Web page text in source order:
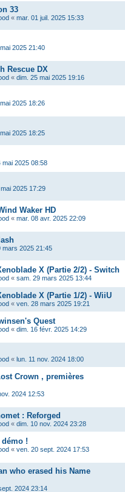
33
« mar. 01 juil. 2025 15:33
2025 21:40
Rescue DX
« dim. 25 mai 2025 19:16
2025 18:26
2025 18:25
mai 2025 08:58
2025 17:29
Waker HD
« mar. 08 avr. 2025 22:09
mars 2025 21:45
X (Partie 2/2) - Switch
« sam. 29 mars 2025 13:44
X (Partie 1/2) - WiiU
« ven. 28 mars 2025 19:21
Quest
« dim. 16 févr. 2025 14:29
« lun. 11 nov. 2024 18:00
Crown , premières
2024 12:53
: Reforged
« dim. 10 nov. 2024 23:28
démo !
« ven. 20 sept. 2024 17:53
who erased his Name
2024 23:14